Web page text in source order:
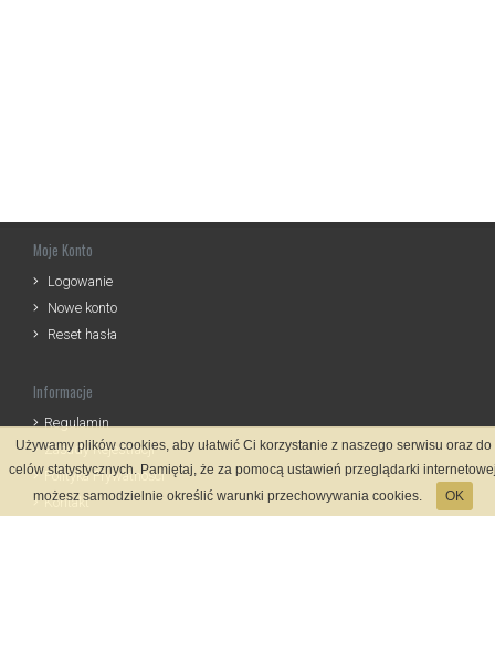
Moje Konto
Logowanie
Nowe konto
Reset hasła
Informacje
Regulamin
Zasady Rejestracji
Polityka Prywatności
Kontakt
Używamy plików cookies, aby ułatwić Ci korzystanie z naszego serwisu oraz do
celów statystycznych. Pamiętaj, że za pomocą ustawień przeglądarki
możesz samodzielnie określić warunki przechowywania cookies.
OK